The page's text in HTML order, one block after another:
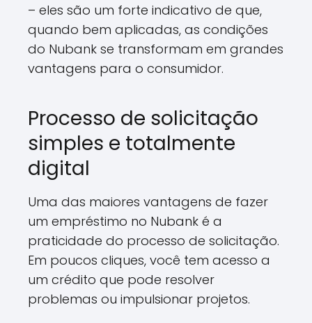
– eles são um forte indicativo de que,
quando bem aplicadas, as condições
do Nubank se transformam em grandes
vantagens para o consumidor.
Processo de solicitação
simples e totalmente
digital
Uma das maiores vantagens de fazer
um empréstimo no Nubank é a
praticidade do processo de solicitação.
Em poucos cliques, você tem acesso a
um crédito que pode resolver
problemas ou impulsionar projetos.